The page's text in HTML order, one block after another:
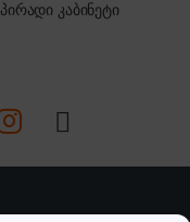
პირადი კაბინეტი